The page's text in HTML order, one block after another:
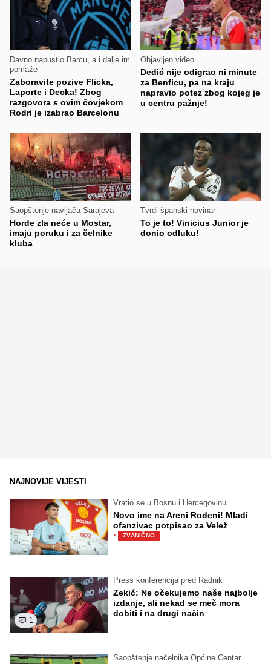
Davno napustio Barcu, a i dalje im
pomaže
Zaboravite pozive Flicka,
Laporte i Decka! Zbog
razgovora s ovim čovjekom
Rodri je izabrao Barcelonu
Objavljen video
Dedić nije odigrao ni minute
za Benficu, pa na kraju
napravio potez zbog kojeg je
u centru pažnje!
Saopštenje navijača Sarajeva
Horde zla neće u Mostar,
imaju poruku i za čelnike
kluba
Tvrdi španski novinar
To je to! Vinicius Junior je
donio odluku!
NAJNOVIJE VIJESTI
Vratio se u Bosnu i Hercegovinu
Novo ime na Areni Rođeni! Mladi
ofanzivac potpisao za Velež
· ZVANIČNO
1
Press konferencija pred Radnik
Zekić: Ne očekujemo naše najbolje
izdanje, ali nekad se meč mora
dobiti i na drugi način
Saopštenje načelnika Općine Centar